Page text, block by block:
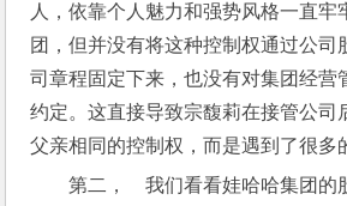
人，依靠个人魅力和强势风格一直牢
团，但并没有将这种控制权通过公司
司章程固定下来，也没有对集团经营
约定。这直接导致宗馥莉在接管公司
父亲相同的控制权，而是遇到了很多
第二，    我们看看娃哈哈集团